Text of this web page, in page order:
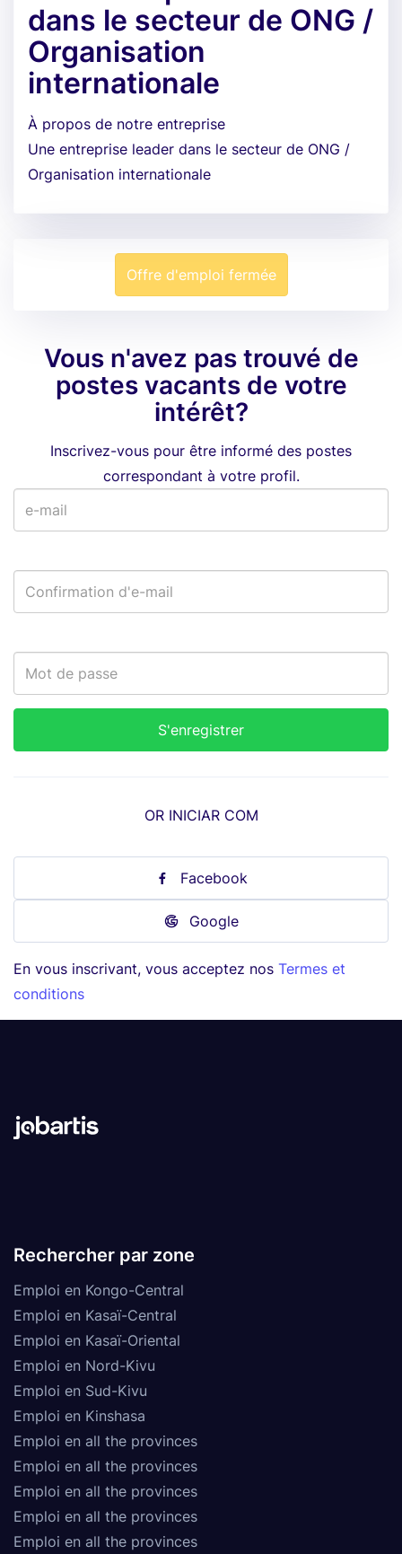
dans le secteur de ONG /
Organisation
internationale
À propos de notre entreprise
Une entreprise leader dans le secteur de ONG /
Organisation internationale
Offre d'emploi fermée
Vous n'avez pas trouvé de
postes vacants de votre
intérêt?
Inscrivez-vous pour être informé des postes
correspondant à votre profil.
OR INICIAR COM
Facebook
Google
En vous inscrivant, vous acceptez nos Termes et
conditions
Rechercher par zone
Emploi en Kongo-Central
Emploi en Kasaï-Central
Emploi en Kasaï-Oriental
Emploi en Nord-Kivu
Emploi en Sud-Kivu
Emploi en Kinshasa
Emploi en all the provinces
Emploi en all the provinces
Emploi en all the provinces
Emploi en all the provinces
Emploi en all the provinces